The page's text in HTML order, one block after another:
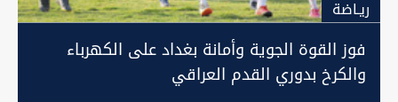
ريـاضة
فوز القوة الجوية وأمانة بغداد على الكهرباء
والكرخ بدوري القدم العراقي